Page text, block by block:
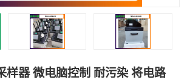
样器 微电脑控制 耐污染 将电路
大气采样器